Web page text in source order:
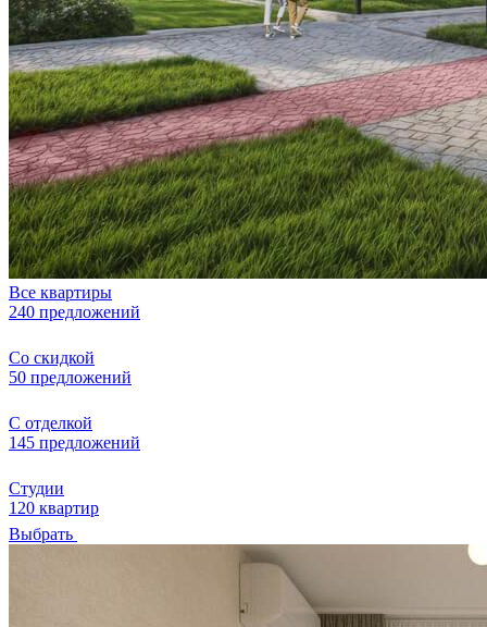
Все квартиры
240 предложений
Со скидкой
50 предложений
С отделкой
145 предложений
Студии
120 квартир
Выбрать